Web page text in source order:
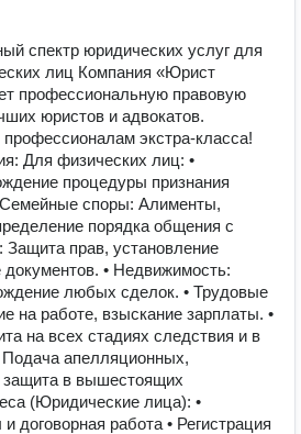
спектр юридических услуг для
лиц Компания «Юрист
профессиональную правовую
юристов и адвокатов.
экстра-класса!
Для физических лиц: •
процедуры признания
Семейные споры: Алименты,
порядка общения с
Защита прав, установление
документов. • Недвижимость:
любых сделок. • Трудовые
на работе, взыскание зарплаты. •
на всех стадиях следствия и в
апелляционных,
в вышестоящих
(Юридические лица): •
договорная работа • Регистрация